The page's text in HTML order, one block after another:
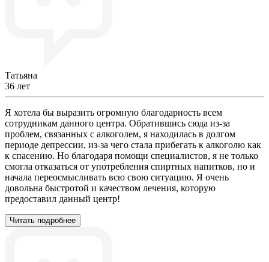
Татьяна
36 лет
Я хотела бы выразить огромную благодарность всем
сотрудникам данного центра. Обратившись сюда из-за
проблем, связанных с алкоголем, я находилась в долгом
периоде депрессии, из-за чего стала прибегать к алкоголю как
к спасению. Но благодаря помощи специалистов, я не только
смогла отказаться от употребления спиртных напитков, но и
начала переосмысливать всю свою ситуацию. Я очень
довольна быстротой и качеством лечения, которую
предоставил данный центр!
Читать подробнее